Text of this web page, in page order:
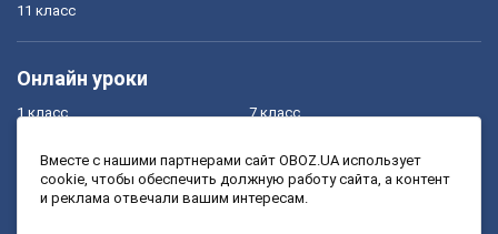
11 класс
Онлайн уроки
1 класс
3 класс
7 класс
9 класс
Вместе с нашими партнерами сайт OBOZ.UA использует
cookie, чтобы обеспечить должную работу сайта, а контент
и реклама отвечали вашим интересам.